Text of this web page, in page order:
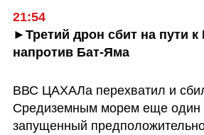
21:54
►Третий дрон сбит на пути
напротив Бат-Яма
ВВС ЦАХАЛа перехватил и
Средиземным морем еще один
запущенный